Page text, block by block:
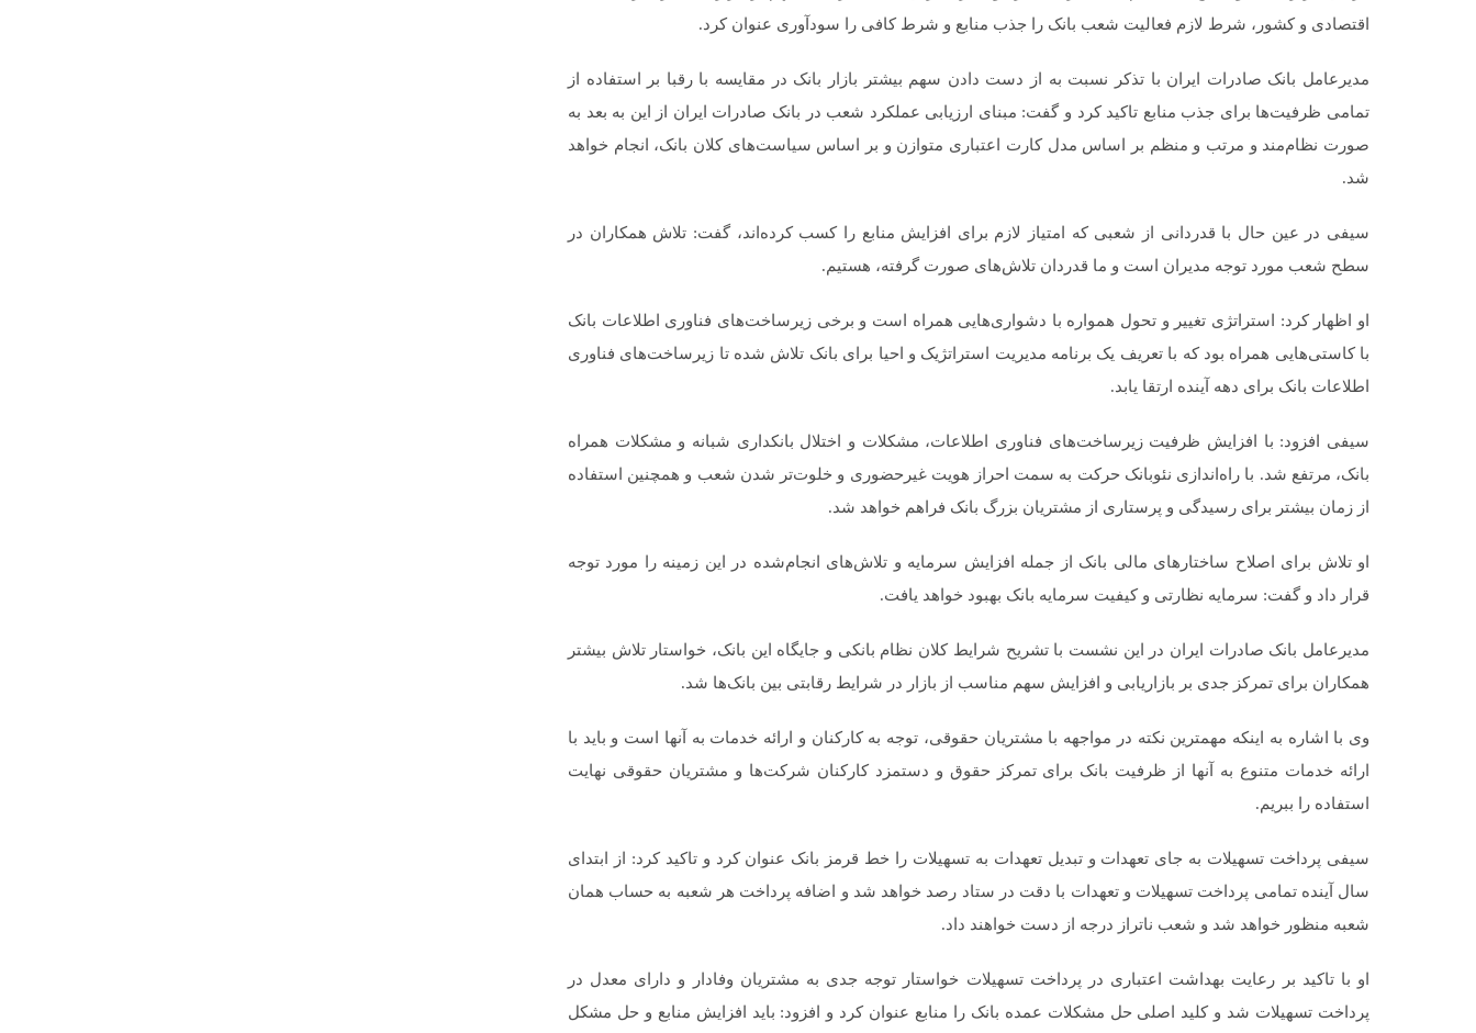
اقتصادی و کشور، شرط لازم فعالیت شعب بانک را جذب منابع و شرط کافی را سودآوری عنوان کرد.
مدیرعامل بانک صادرات ایران با تذکر نسبت به از دست دادن سهم بیشتر بازار بانک در مقایسه با رقبا بر استفاده از
تمامی ظرفیت‌ها برای جذب منابع تاکید کرد و گفت: مبنای ارزیابی عملکرد شعب در بانک صادرات ایران از این به بعد به
صورت نظام‌مند و مرتب و منظم بر اساس مدل کارت اعتباری متوازن و بر اساس سیاست‌های کلان بانک، انجام خواهد
شد.
سیفی در عین حال با قدردانی از شعبی که امتیاز لازم برای افزایش منابع را کسب کرده‌اند، گفت: تلاش همکاران در
سطح شعب مورد توجه مدیران است و ما قدردان تلاش‌های صورت گرفته، هستیم.
او اظهار کرد: استراتژی تغییر و تحول همواره با دشواری‌هایی همراه است و برخی زیرساخت‌های فناوری اطلاعات بانک
با کاستی‌هایی همراه بود که با تعریف یک برنامه مدیریت استراتژیک و احیا برای بانک تلاش شده تا زیرساخت‌های فناوری
اطلاعات بانک برای دهه آینده ارتقا یابد.
سیفی افزود: با افزایش ظرفیت زیرساخت‌های فناوری اطلاعات، مشکلات و اختلال بانکداری شبانه و مشکلات همراه
بانک، مرتفع شد. با راه‌اندازی نئوبانک حرکت به سمت احراز هویت غیرحضوری و خلوت‌تر شدن شعب و همچنین استفاده
از زمان بیشتر برای رسیدگی و پرستاری از مشتریان بزرگ بانک فراهم خواهد شد.
او تلاش برای اصلاح ساختارهای مالی بانک از جمله افزایش سرمایه و تلاش‌های انجام‌شده در این زمینه را مورد توجه
قرار داد و گفت: سرمایه نظارتی و کیفیت سرمایه بانک بهبود خواهد یافت.
مدیرعامل بانک صادرات ایران در این نشست با تشریح شرایط کلان نظام بانکی و جایگاه این بانک، خواستار تلاش بیشتر
همکاران برای تمرکز جدی بر بازاریابی و افزایش سهم مناسب از بازار در شرایط رقابتی بین بانک‌ها شد.
وی با اشاره به اینکه مهمترین نکته در مواجهه با مشتریان حقوقی، توجه به کارکنان و ارائه خدمات به آنها است و باید با
ارائه خدمات متنوع به آنها از ظرفیت بانک برای تمرکز حقوق و دستمزد کارکنان شرکت‌ها و مشتریان حقوقی نهایت
استفاده را ببریم.
سیفی پرداخت تسهیلات به جای تعهدات و تبدیل تعهدات به تسهیلات را خط قرمز بانک عنوان کرد و تاکید کرد: از ابتدای
سال آینده تمامی پرداخت تسهیلات و تعهدات با دقت در ستاد رصد خواهد شد و اضافه پرداخت هر شعبه به حساب همان
شعبه منظور خواهد شد و شعب ناتراز درجه از دست خواهند داد.
او با تاکید بر رعایت بهداشت اعتباری در پرداخت تسهیلات خواستار توجه جدی به مشتریان وفادار و دارای معدل در
پرداخت تسهیلات شد و کلید اصلی حل مشکلات عمده بانک را منابع عنوان کرد و افزود: باید افزایش منابع و حل مشکل